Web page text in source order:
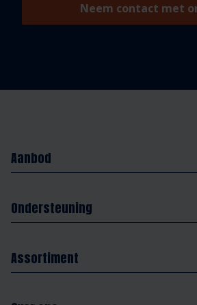
Neem contact met
Aanbod
Ondersteuning
Assortiment